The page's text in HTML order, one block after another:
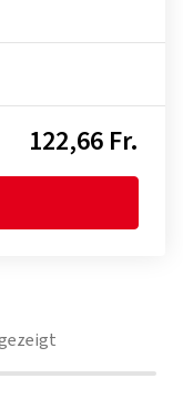
122,66 Fr.